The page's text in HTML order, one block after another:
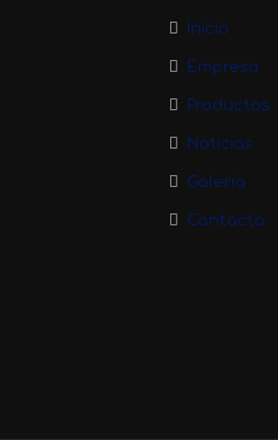
Inicio
Empresa
Productos
Noticias
Galeria
Contacto